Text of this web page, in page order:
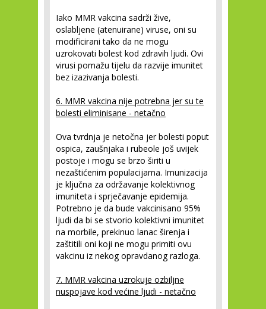
Iako MMR vakcina sadrži žive,
oslabljene (atenuirane) viruse, oni su
modificirani tako da ne mogu
uzrokovati bolest kod zdravih ljudi. Ovi
virusi pomažu tijelu da razvije imunitet
bez izazivanja bolesti.
6. MMR vakcina nije potrebna jer su te
bolesti eliminisane - netačno
Ova tvrdnja je netočna jer bolesti poput
ospica, zaušnjaka i rubeole još uvijek
postoje i mogu se brzo širiti u
nezaštićenim populacijama. Imunizacija
je ključna za održavanje kolektivnog
imuniteta i sprječavanje epidemija.
Potrebno je da bude vakcinisano 95%
ljudi da bi se stvorio kolektivni imunitet
na morbile, prekinuo lanac širenja i
zaštitili oni koji ne mogu primiti ovu
vakcinu iz nekog opravdanog razloga.
7. MMR vakcina uzrokuje ozbiljne
nuspojave kod većine ljudi - netačno